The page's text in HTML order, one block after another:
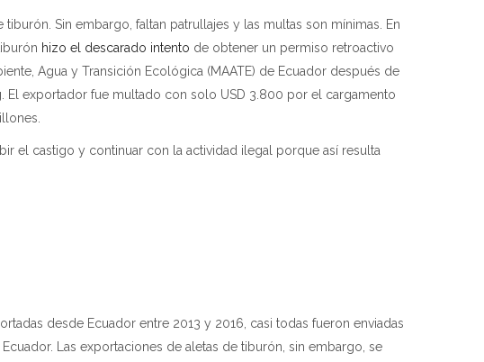
Sin embargo, faltan patrullajes y las multas son mínimas. En
hizo el descarado intento de obtener un permiso retroactivo
Agua y Transición Ecológica (MAATE) de Ecuador después de
El exportador fue multado con solo USD 3.800 por el cargamento
el castigo y continuar con la actividad ilegal porque así resulta
desde Ecuador entre 2013 y 2016, casi todas fueron enviadas
Las exportaciones de aletas de tiburón, sin embargo, se